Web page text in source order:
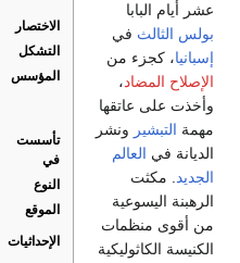
الاختصار
التشكل
المؤسس
تأسست
في
النوع
الموقع
الإحداثيات
عشر أيام البابا
بولس الثالث في
إسبانيا، كجزء من
الإصلاح المضاد،
وأخذت على عاتقها
مهمة التبشير ونشر
الديانة في العالم
الجديد
. مكثت
الرهبنة اليسوعية
من أقوى منظمات
الكنيسة الكاثوليكية